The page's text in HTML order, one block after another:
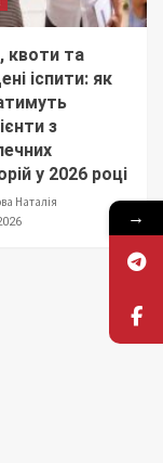
квоти та
іспити: як
з
у 2026 році
Наталія
→